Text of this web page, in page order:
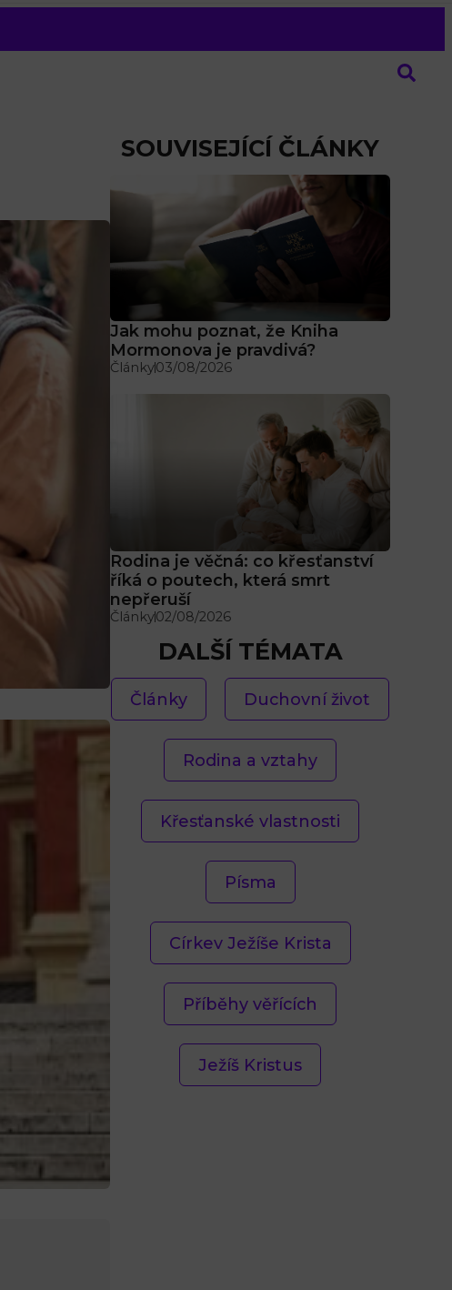
SOUVISEJÍCÍ ČLÁNKY
Jak mohu poznat, že Kniha
Mormonova je pravdivá?
Články03/08/2026
Rodina je věčná: co křesťanství
říká o poutech, která smrt
nepřeruší
Články02/08/2026
DALŠÍ TÉMATA
Články Duchovní život
Rodina a vztahy
Křesťanské vlastnosti
Písma
Církev Ježíše Krista
Příběhy věřících
Ježíš Kristus